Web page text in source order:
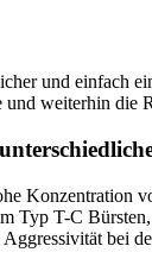
und einfach
weiterhin die
Typ T-C
bei